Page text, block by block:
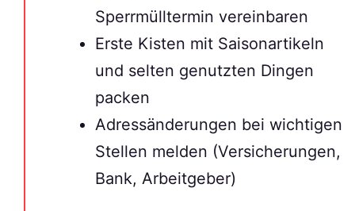
Sperrmülltermin vereinbaren
Erste Kisten mit Saisonartikeln
und selten genutzten Dingen
packen
Adressänderungen bei wichtigen
Stellen melden (Versicherungen,
Bank, Arbeitgeber)